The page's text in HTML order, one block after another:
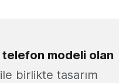
telefon modeli olan
birlikte tasarım